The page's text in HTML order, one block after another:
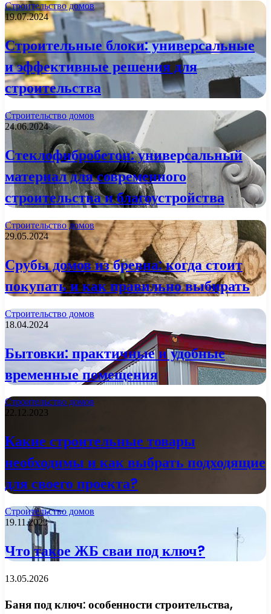
Строительство домов
19.07.2024
Строительные блоки: универсальные
и эффективные решения для
строительства
Строительство домов
24.06.2024
Стеклофибробетон: универсальный
материал для современного
строительства и благоустройства
Строительство домов
29.05.2024
Срубы домов из бревна: когда стоит
покупать и как правильно выбирать
Строительство домов
18.04.2024
Бытовки: практичные и удобные
временные помещения
Строительство домов
22.12.2023
Какие строительные товары
необходимы и как выбрать подходящие
для своего проекта?
Строительство домов
19.11.2023
Что такое ЖБ сваи под ключ?
13.05.2026
Баня под ключ: особенности строительства,